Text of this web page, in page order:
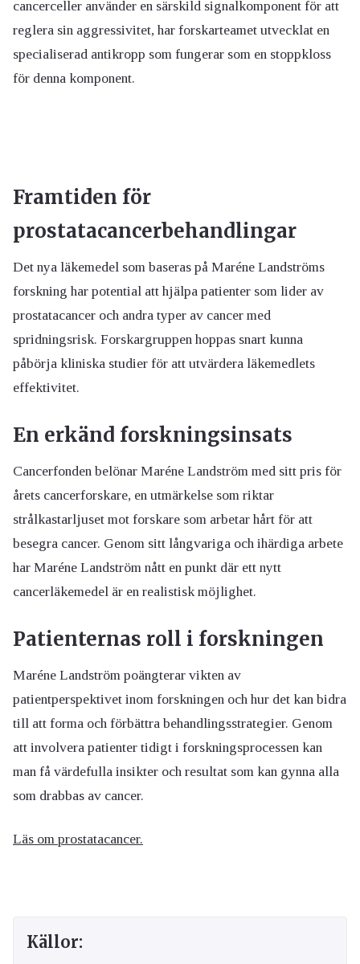
cancerceller använder en särskild signalkomponent för att
reglera sin aggressivitet, har forskarteamet utvecklat en
specialiserad antikropp som fungerar som en stoppkloss
för denna komponent.
Framtiden för
prostatacancerbehandlingar
Det nya läkemedel som baseras på Maréne Landströms
forskning har potential att hjälpa patienter som lider av
prostatacancer och andra typer av cancer med
spridningsrisk. Forskargruppen hoppas snart kunna
påbörja kliniska studier för att utvärdera läkemedlets
effektivitet.
En erkänd forskningsinsats
Cancerfonden belönar Maréne Landström med sitt pris för
årets cancerforskare, en utmärkelse som riktar
strålkastarljuset mot forskare som arbetar hårt för att
besegra cancer. Genom sitt långvariga och ihärdiga arbete
har Maréne Landström nått en punkt där ett nytt
cancerläkemedel är en realistisk möjlighet.
Patienternas roll i forskningen
Maréne Landström poängterar vikten av
patientperspektivet inom forskningen och hur det kan bidra
till att forma och förbättra behandlingsstrategier. Genom
att involvera patienter tidigt i forskningsprocessen kan
man få värdefulla insikter och resultat som kan gynna alla
som drabbas av cancer.
Läs om prostatacancer.
Källor: